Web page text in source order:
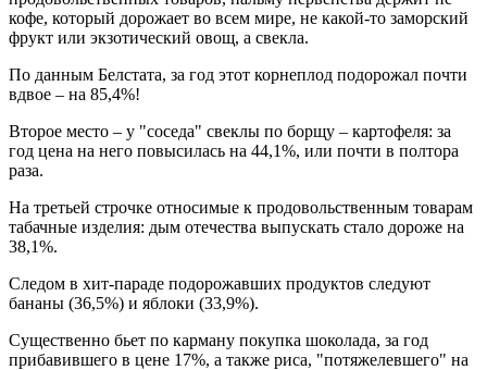
кофе, который дорожает во всем мире, не какой-то заморский
фрукт или экзотический овощ, а свекла.
По данным Белстата, за год этот корнеплод подорожал почти
вдвое – на 85,4%!
Второе место – у "соседа" свеклы по борщу – картофеля: за
год цена на него повысилась на 44,1%, или почти в полтора
раза.
На третьей строчке относимые к продовольственным товарам
табачные изделия: дым отечества выпускать стало дороже на
38,1%.
Следом в хит-параде подорожавших продуктов следуют
бананы (36,5%) и яблоки (33,9%).
Существенно бьет по карману покупка шоколада, за год
прибавившего в цене 17%, а также риса, "потяжелевшего" на